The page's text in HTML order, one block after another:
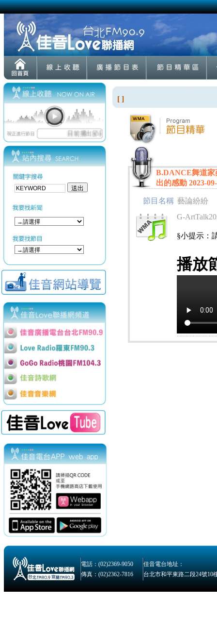
[ ]
B.DANCE舞道家
出的感動 2023-
節目名稱 藝論紛紛
G-
§小提示：
播放
電話：(02)2369-9050
佳音電台地址：
傳真：(02)2362-7816
台北市和平東路二段24號10